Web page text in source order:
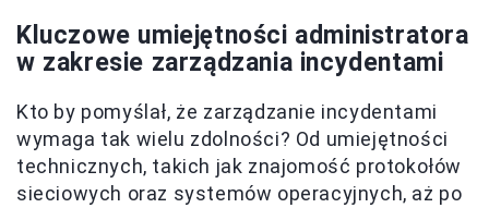
Kluczowe umiejętności administratora
w zakresie zarządzania incydentami
Kto by pomyślał, że zarządzanie incydentami
wymaga tak wielu zdolności? Od umiejętności
technicznych, takich jak znajomość protokołów
sieciowych oraz systemów operacyjnych, aż po